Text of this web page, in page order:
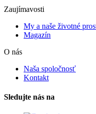
Zaujímavosti
My a naše životné
Magazín
O nás
Naša spoločnosť
Kontakt
Sledujte nás na